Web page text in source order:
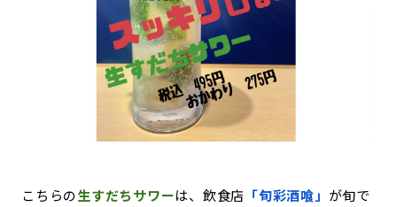
「人」から探す
アンバサダー
こちらの生すだちサワーは、飲食店 「旬彩酒喰」 が旬で